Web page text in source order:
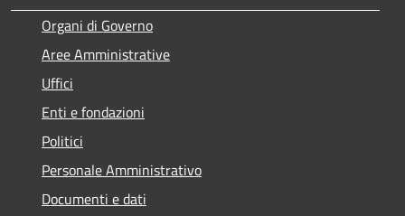
Organi di Governo
Aree Amministrative
Uffici
Enti e fondazioni
Politici
Personale Amministrativo
Documenti e dati